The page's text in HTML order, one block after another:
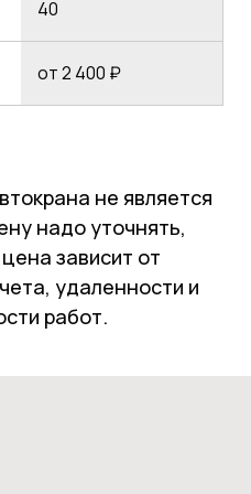
40
от 2 400 ₽
не является
надо уточнять,
зависит от
удаленности и
работ.